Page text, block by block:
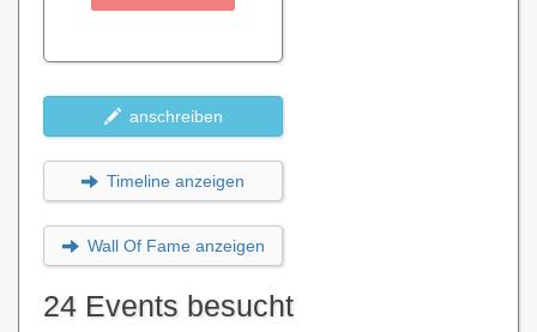
anschreiben
Timeline anzeigen
Wall Of Fame anzeigen
24 Events besucht